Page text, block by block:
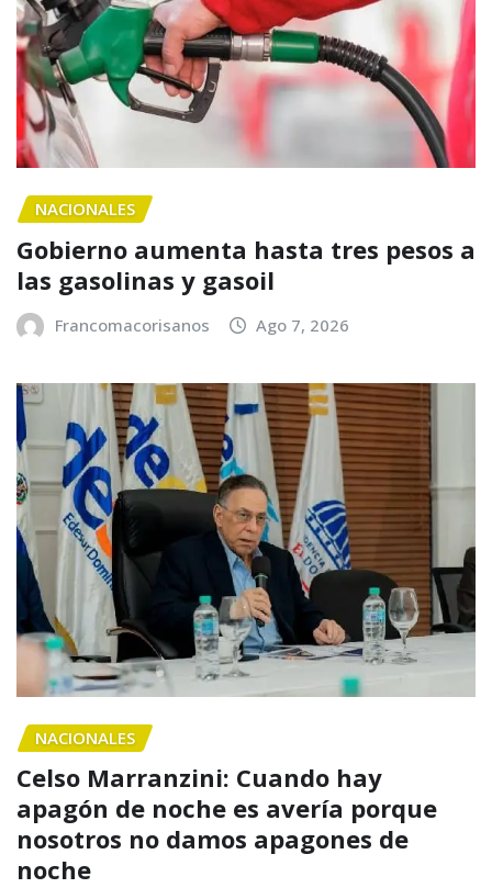
NACIONALES
Gobierno aumenta hasta tres pesos a
las gasolinas y gasoil
Francomacorisanos Ago 7, 2026
NACIONALES
Celso Marranzini: Cuando hay
apagón de noche es avería porque
nosotros no damos apagones de
noche